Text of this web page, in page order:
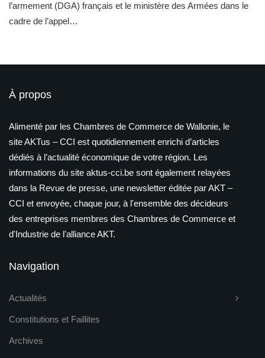
l’armement (DGA) français et le ministère des Armées dans le
cadre de l’appel…
À propos
Alimenté par les Chambres de Commerce de Wallonie, le
site AKTus – CCI est quotidiennement enrichi d’articles
dédiés à l’actualité économique de votre région. Les
informations du site aktus-cci.be sont également relayées
dans la Revue de presse, une newsletter éditée par AKT –
CCI et envoyée, chaque jour, à l'ensemble des décideurs
des entreprises membres des Chambres de Commerce et
d'Industrie de l'alliance AKT.
Navigation
Actualités
Constitutions et Faillites
Archives